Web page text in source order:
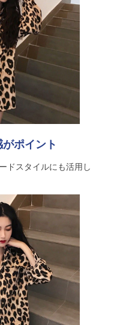
ポイント
ドスタイルにも活用し